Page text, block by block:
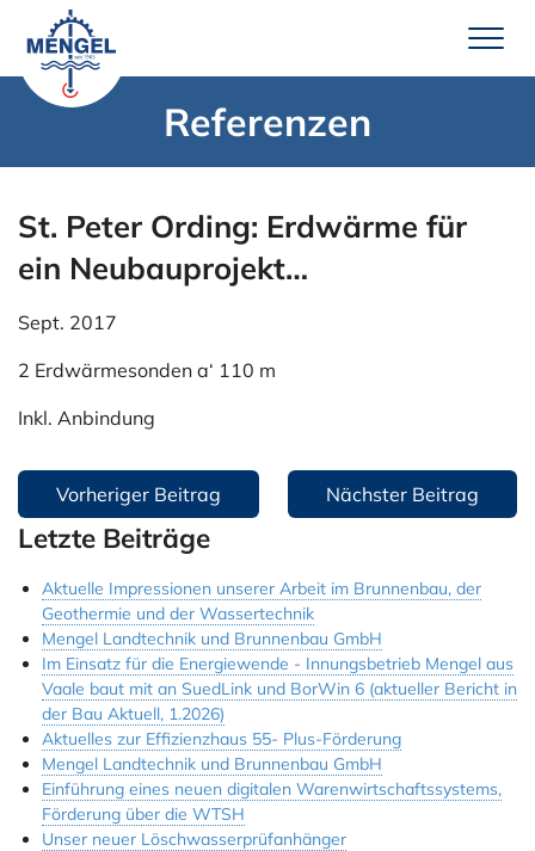
Inhalt
springen
Erdwärme
Wassertechnik
Pumpenservice
Unternehmen
Über uns
Team Mengel
Technik
Referenzen
Kontakt
Instagram
Referenzen
St. Peter Ording: Erdwärme für
ein Neubauprojekt…
Sept. 2017
2 Erdwärmesonden a‘ 110 m
Inkl. Anbindung
Beitragsnavigation
Vorheriger Beitrag Nächster Beitrag
Letzte Beiträge
Aktuelle Impressionen unserer Arbeit im Brunnenbau, der
Geothermie und der Wassertechnik
Mengel Landtechnik und Brunnenbau GmbH
Im Einsatz für die Energiewende - Innungsbetrieb Mengel aus
Vaale baut mit an SuedLink und BorWin 6 (aktueller Bericht in
der Bau Aktuell, 1.2026)
Aktuelles zur Effizienzhaus 55- Plus-Förderung
Mengel Landtechnik und Brunnenbau GmbH
Einführung eines neuen digitalen Warenwirtschaftssystems,
Förderung über die WTSH
Unser neuer Löschwasserprüfanhänger